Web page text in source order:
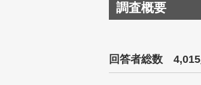
調査概要
回答者総数